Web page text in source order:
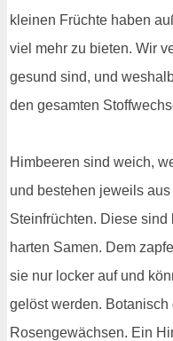
kleinen Früchte haben
viel mehr zu bieten. Wir
gesund sind, und
den gesamten
Himbeeren sind weich,
und bestehen jeweils
Steinfrüchten. Diese
harten Samen. Dem
sie nur locker auf und
gelöst werden.
Rosengewächsen. Ein